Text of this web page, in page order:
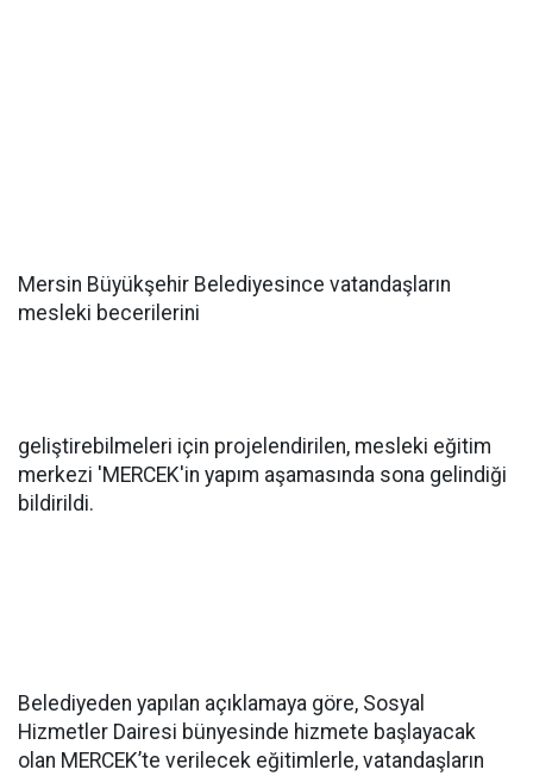
Mersin Büyükşehir Belediyesince vatandaşların
mesleki becerilerini
geliştirebilmeleri için projelendirilen, mesleki eğitim
merkezi 'MERCEK'in yapım aşamasında sona gelindiği
bildirildi.
Belediyeden yapılan açıklamaya göre, Sosyal
Hizmetler Dairesi bünyesinde hizmete başlayacak
olan MERCEK’te verilecek eğitimlerle, vatandaşların